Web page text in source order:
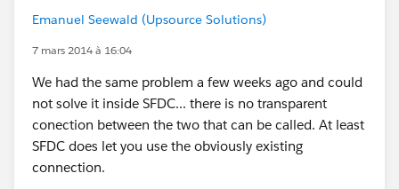
Emanuel Seewald (Upsource Solutions)
7 mars 2014 à 16:04
We had the same problem a few weeks ago and could
not solve it inside SFDC... there is no transparent
conection between the two that can be called. At least
SFDC does let you use the obviously existing
connection.